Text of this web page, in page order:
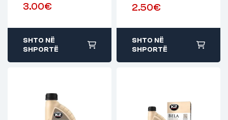
3.00€
SHTO NË
SHPORTË
2.50€
SHTO NË
SHPORTË